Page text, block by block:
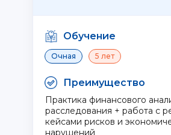
Обучение
Очная 5 лет
Преимущество
Практика финансового
расследования + работа с
кейсами рисков и
нарушений